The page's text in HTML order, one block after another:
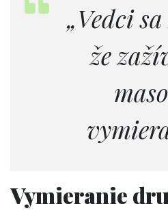
„Vedci
že
Vymieranie